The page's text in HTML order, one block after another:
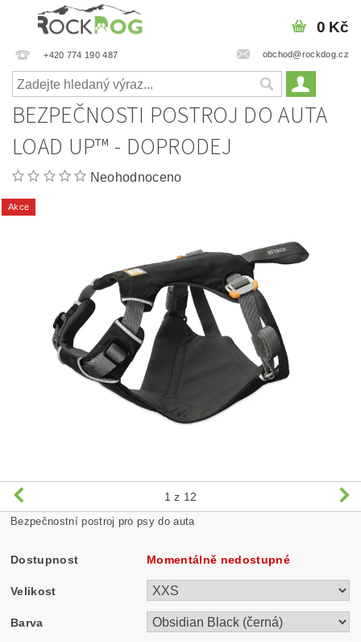
+420 774 190 487 obchod@rockdog.cz
0 Kč
BEZPEČNOSTI POSTROJ DO AUTA
LOAD UP™ - DOPRODEJ
Neohodnoceno
Akce
1 z 12
Bezpečnostní postroj pro psy do auta
Dostupnost Momentálně nedostupné
Velikost
Barva